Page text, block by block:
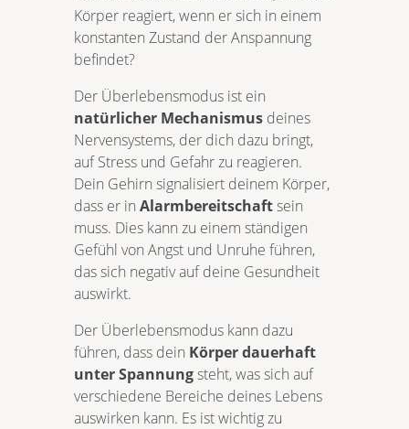
Körper reagiert, wenn er sich in einem
konstanten Zustand der Anspannung
befindet?
Der Überlebensmodus ist ein
natürlicher Mechanismusdeines
Nervensystems, der dich dazu bringt,
auf Stress und Gefahr zu reagieren.
Dein Gehirn signalisiert deinem Körper,
dass er in Alarmbereitschaftsein
muss. Dies kann zu einem ständigen
Gefühl von Angst und Unruhe führen,
das sich negativ auf deine Gesundheit
auswirkt.
Der Überlebensmodus kann dazu
führen, dass dein Körper dauerhaft
unter Spannungsteht, was sich auf
verschiedene Bereiche deines Lebens
auswirken kann. Es ist wichtig zu